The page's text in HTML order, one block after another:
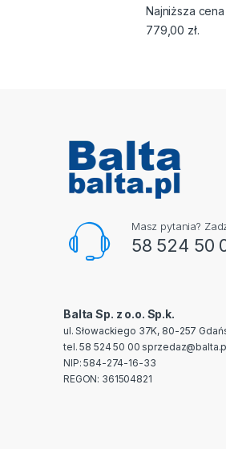
Najniższa
779,00 zł.
Masz pytania?
58 524 50
Balta Sp. z o.o. Sp.k.
ul. Słowackiego 37K, 80-257
tel. 58 524 50 00
NIP: 584-274-16-33
REGON: 361504821